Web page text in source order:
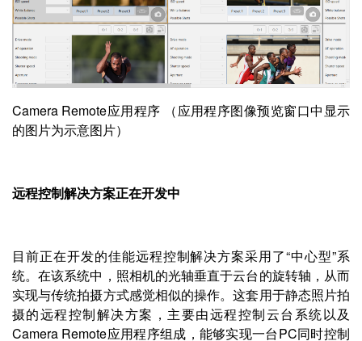
Camera Remote应用程序 （应用程序图像预览窗口中显示
的图片为示意图片）
远程控制解决方案正在开发中
目前正在开发的佳能远程控制解决方案采用了“中心型”系
统。在该系统中，照相机的光轴垂直于云台的旋转轴，从而
实现与传统拍摄方式感觉相似的操作。这套用于静态照片拍
摄的远程控制解决方案，主要由远程控制云台系统以及
Camera Remote应用程序组成，能够实现一台PC同时控制